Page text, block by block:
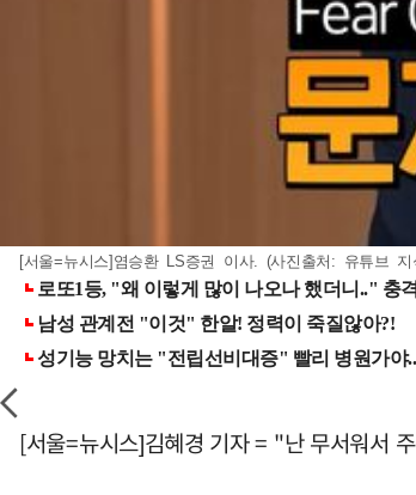
[서울=뉴시스]염승환 LS증권 이사. (사진출처: 유튜브 지
[서울=뉴시스]김혜경 기자 = "난 무서워서